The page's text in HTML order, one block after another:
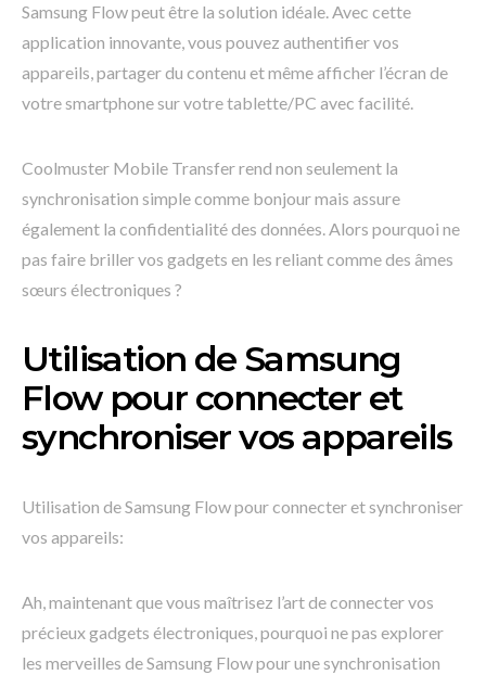
Samsung Flow peut être la solution idéale. Avec cette
application innovante, vous pouvez authentifier vos
appareils, partager du contenu et même afficher l’écran de
votre smartphone sur votre tablette/PC avec facilité.
Coolmuster Mobile Transfer rend non seulement la
synchronisation simple comme bonjour mais assure
également la confidentialité des données. Alors pourquoi ne
pas faire briller vos gadgets en les reliant comme des âmes
sœurs électroniques ?
Utilisation de Samsung
Flow pour connecter et
synchroniser vos appareils
Utilisation de Samsung Flow pour connecter et synchroniser
vos appareils:
Ah, maintenant que vous maîtrisez l’art de connecter vos
précieux gadgets électroniques, pourquoi ne pas explorer
les merveilles de Samsung Flow pour une synchronisation